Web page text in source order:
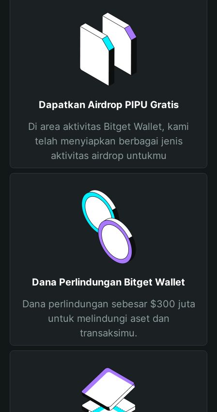
Dapatkan Airdrop PIPU Gratis
Di area aktivitas Bitget Wallet, kami
telah menyiapkan berbagai jenis
aktivitas airdrop untukmu
Dana Perlindungan Bitget Wallet
Dana perlindungan sebesar $300 juta
untuk melindungi aset dan
transaksimu.